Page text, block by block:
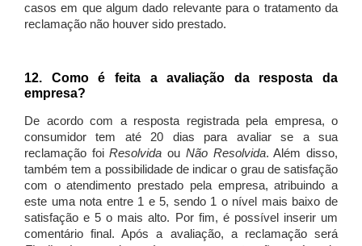
casos em que algum dado relevante para o tratamento da
reclamação não houver sido prestado.
12. Como é feita a avaliação da resposta da
empresa?
De acordo com a resposta registrada pela empresa, o
consumidor tem até 20 dias para avaliar se a sua
reclamação foiResolvida ou Não Resolvida. Além disso,
também tem a possibilidade de indicar o grau de satisfação
com o atendimento prestado pela empresa, atribuindo a
este uma nota entre 1 e 5, sendo 1 o nível mais baixo de
satisfação e 5 o mais alto. Por fim, é possível inserir um
comentário final. Após a avaliação, a reclamação será